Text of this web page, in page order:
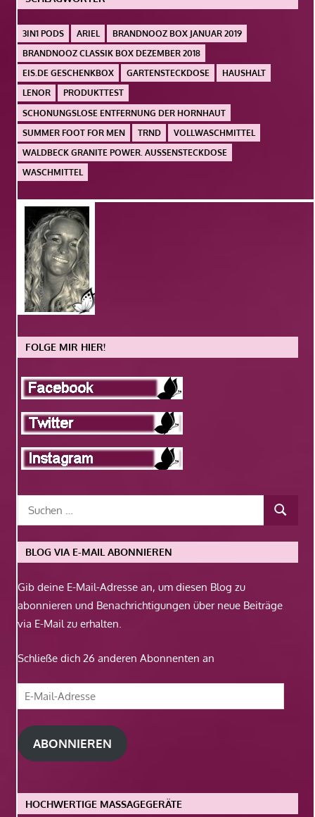
3IN1 PODS ARIEL
BRANDNOOZ BOX JANUAR 2019
BRANDNOOZ CLASSIK BOX DEZEMBER 2018
EIS.DE GESCHENKBOX
GARTENSTECKDOSE
HAUSHALT
LENOR
PRODUKTTEST
SCHONUNGSLOSE ENTFERNUNG DER HORNHAUT
SUMMER FOOT FOR MEN
TRND
VOLLWASCHMITTEL
WALDBECK GRANITE POWER. AUSSENSTECKDOSE
WASCHMITTEL
FOLGE MIR HIER!
BLOG VIA E-MAIL ABONNIEREN
Gib deine E-Mail-Adresse an, um diesen Blog zu
abonnieren und Benachrichtigungen über neue Beiträge
via E-Mail zu erhalten.
Schließe dich 26 anderen Abonnenten an
E-
Mail-
Adresse
ABONNIEREN
HOCHWERTIGE MASSAGEGERÄTE